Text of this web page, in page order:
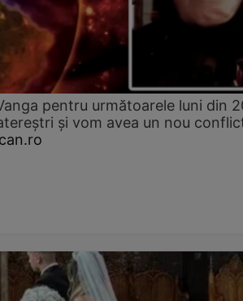
pentru următoarele luni din
și vom avea un nou